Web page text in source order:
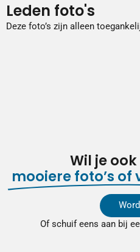
Leden foto's
Deze foto’s zijn alleen
Wil je
mooiere foto’s of
Of schuif eens aan bij